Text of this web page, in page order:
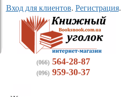
Вход для клиентов. Регистрация.
(066) 564-28-87
(096) 959-30-37